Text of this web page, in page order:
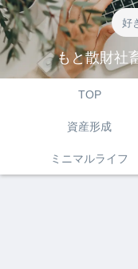
好
もと散財社
TOP
資産形成
ミニマルライフ